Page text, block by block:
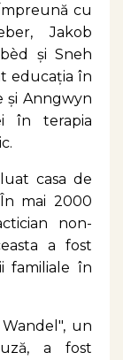
cu
Jakob
și Sneh
educația în
și Anngwyn
în terapia
casa de
mai 2000
non-
a fost
familiale în
un
a fost